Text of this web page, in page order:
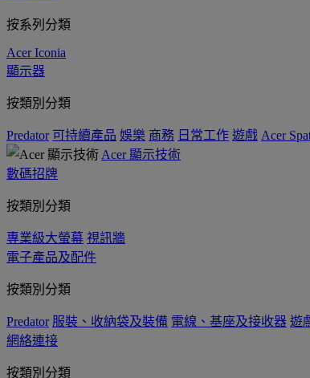
按系列分類
Acer Iconia
顯示器
按類別分類
Predator 可持續產品 娛樂 商務 日常工作 遊戲 Acer
Acer 顯示技術
數碼招牌
按類別分類
專業級大螢幕 視訊牆
電子產品及配件
按類別分類
Predator 服裝、收納袋及裝備 電線、基座及接收器 遊
網絡連接
按類別分類